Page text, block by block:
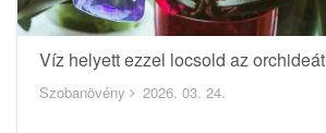
Víz helyett ezzel locsold az orchideát
Szobanövény 2026. 03. 24.